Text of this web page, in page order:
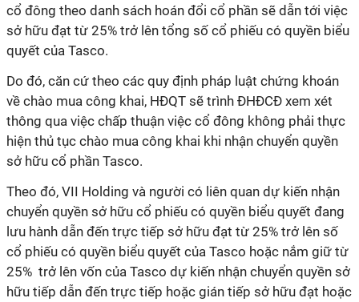
cổ đông theo danh sách hoán đổi cổ phần sẽ dẫn tới việc
sở hữu đạt từ 25% trở lên tổng số cổ phiếu có quyền biểu
quyết của Tasco.
Do đó, căn cứ theo các quy định pháp luật chứng khoán
về chào mua công khai, HĐQT sẽ trình ĐHĐCĐ xem xét
thông qua việc chấp thuận việc cổ đông không phải thực
hiện thủ tục chào mua công khai khi nhận chuyển quyền
sở hữu cổ phần Tasco.
Theo đó, VII Holding và người có liên quan dự kiến nhận
chuyển quyền sở hữu cổ phiếu có quyền biểu quyết đang
lưu hành dẫn đến trực tiếp sở hữu đạt từ 25% trở lên số
cổ phiếu có quyền biểu quyết của Tasco hoặc nắm giữ từ
25% trở lên vốn của Tasco dự kiến nhận chuyển quyền sở
hữu tiếp dẫn đến trực tiếp hoặc gián tiếp sở hữu đạt hoặc